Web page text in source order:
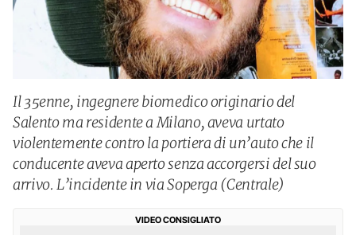
Il 35enne, ingegnere biomedico originario del
Salento ma residente a Milano, aveva urtato
violentemente contro la portiera di un’auto che il
conducente aveva aperto senza accorgersi del suo
arrivo. L’incidente in via Soperga (Centrale)
VIDEO CONSIGLIATO